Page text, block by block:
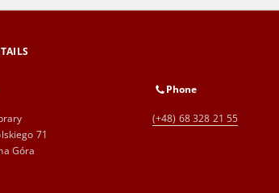
71
Góra
Phone
(+48) 68 328 21 55